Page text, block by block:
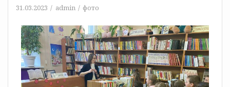
31.03.2023 admin фото